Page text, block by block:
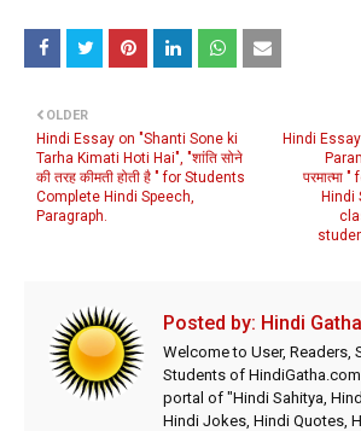
Hindi
परमात्मा
Hindi
OLDER
Hindi Essay on "Shanti Sone ki
Tarha Kimati Hoti Hai", "शांति सोने
की तरह कीमती होती है " for Students
Complete Hindi Speech,
Paragraph.
Posted by: Hindi Gatha
Welcome to User, Readers,
Students of
portal of "Hindi Sahitya,
Hindi Jokes, Hindi Quotes,